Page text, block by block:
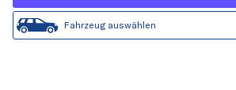
Fahrzeug auswählen